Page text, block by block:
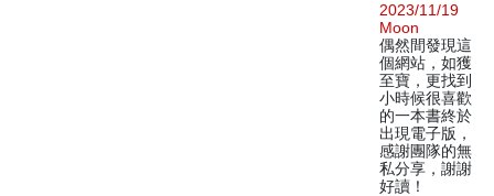
2023/11/19
Moon
偶然間發現這
個網站，如獲
至寶，更找到
小時候很喜歡
的一本書終於
出現電子版，
感謝團隊的無
私分享，謝謝
好讀！